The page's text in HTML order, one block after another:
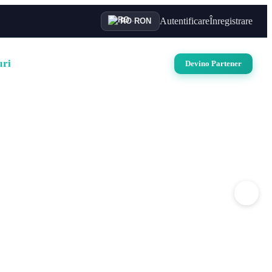
RO· RON AutentificareÎnregistrare
Devino Partener